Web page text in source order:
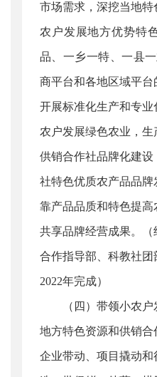
市场需求，深挖当地
农户发展地方优势特
品、一乡一特、一县
商平台和各地区域平
开展标准化生产和专
农户发展绿色农业，
供销合作社品牌化建
社特色优质农产品品
靠产品品质和特色提
共享品牌经营成果。（
合作指导部、科教社团
2022年完成）
（四）带领小农
地方特色资源和供销
企业带动、项目撬动